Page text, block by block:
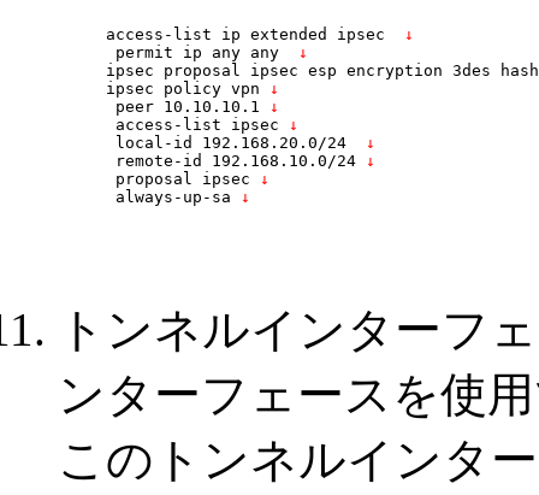
access-list ip extended ipsec
↓
permit ip any any
↓
ipsec proposal ipsec esp encryption 3des
ipsec policy vpn ↓
peer 10.10.10.1
↓
access-list ipsec ↓
local-id 192.168.20.0/24
↓
remote-id 192.168.10.0/24 ↓
proposal ipsec ↓
always-up-sa ↓
トンネルインターフ
ンターフェースを使
このトンネルインタ